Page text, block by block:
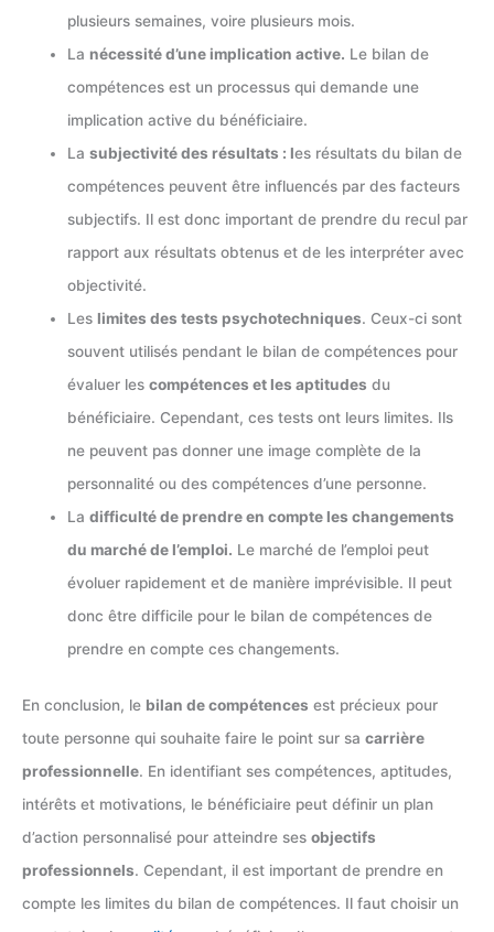
plusieurs semaines, voire plusieurs mois.
La nécessité d’une implication active. Le bilan de
compétences est un processus qui demande une
implication active du bénéficiaire.
Lasubjectivité des résultats : les résultats du bilan de
compétences peuvent être influencés par des facteurs
subjectifs. Il est donc important de prendre du recul par
rapport aux résultats obtenus et de les interpréter avec
objectivité.
Les limites des tests psychotechniques. Ceux-ci sont
souvent utilisés pendant le bilan de compétences pour
évaluer lescompétences et les aptitudes du
bénéficiaire. Cependant, ces tests ont leurs limites. Ils
ne peuvent pas donner une image complète de la
personnalité ou des compétences d’une personne.
Ladifficulté de prendre en compte les changements
du marché de l’emploi. Le marché de l’emploi peut
évoluer rapidement et de manière imprévisible. Il peut
donc être difficile pour le bilan de compétences de
prendre en compte ces changements.
En conclusion, le bilan de compétences est précieux pour
toute personne qui souhaite faire le point sur sa carrière
professionnelle. En identifiant ses compétences, aptitudes,
intérêts et motivations, le bénéficiaire peut définir un plan
d’action personnalisé pour atteindre ses objectifs
professionnels. Cependant, il est important de prendre en
compte les limites du bilan de compétences. Il faut choisir un